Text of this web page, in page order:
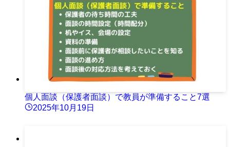
個人面談（保護者面談）で教員が準備すること7選
2025年10月19日